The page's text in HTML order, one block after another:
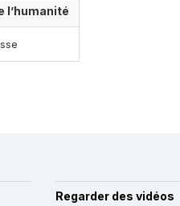
l’humanité
Regarder des vidéos